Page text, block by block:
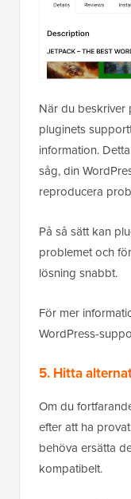
När du beskriver
pluginets
information.
såg, din
reproducera
På så sätt kan
problemet och
lösning snabbt.
För mer
WordPress-
5. Hitta
Om du
efter att ha
behöva ersätta
kompatibelt.